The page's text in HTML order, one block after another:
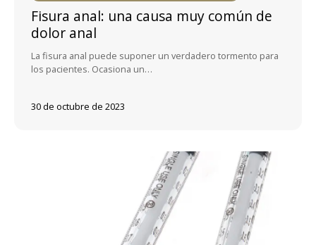
Fisura anal: una causa muy común de
dolor anal
La fisura anal puede suponer un verdadero tormento para
los pacientes. Ocasiona un…
30 de octubre de 2023